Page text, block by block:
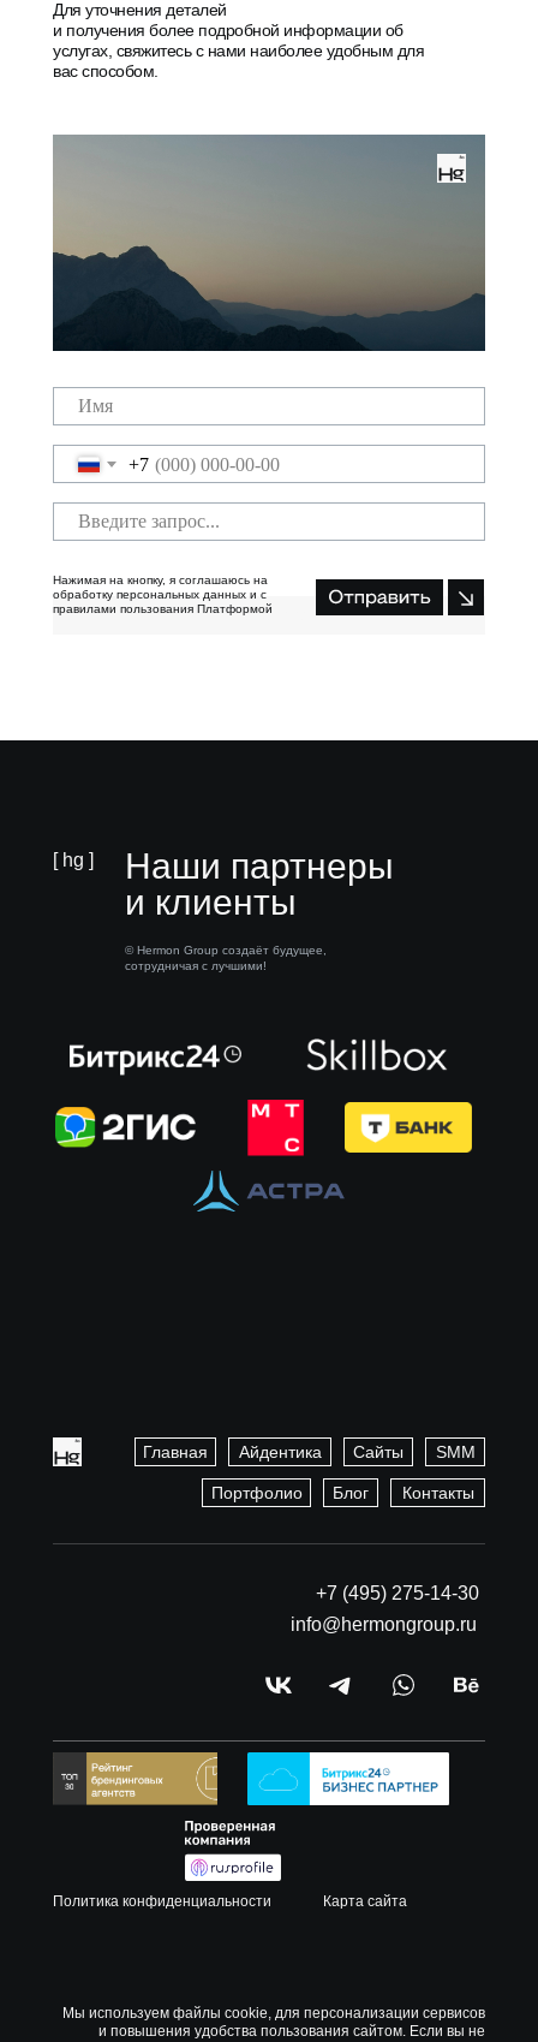
Для уточнения деталей
и получения более подробной информации об
услугах, свяжитесь с нами наиболее удобным для
вас способом.
+7
Отправить
Нажимая на кнопку, я соглашаюсь на
обработку персональных данных и с
правилами пользования Платформой
[ hg ]
Наши партнеры
и клиенты
© Hermon Group создаёт будущее,
сотрудничая с лучшими!
Главная Айдентика Сайты SMM
Портфолио Блог Контакты
Политика конфиденциальности Карта сайта
Мы используем файлы cookie, для персонализации сервисов
и повышения удобства пользования сайтом. Если вы не
+7 (495) 275-14-30
info@hermongroup.ru